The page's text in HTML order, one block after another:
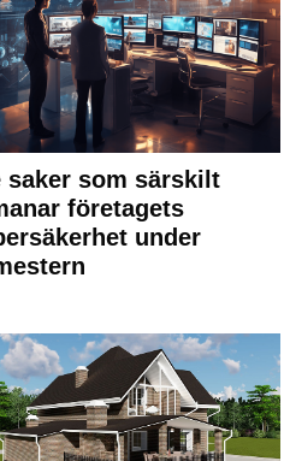
saker som särskilt
företagets
under